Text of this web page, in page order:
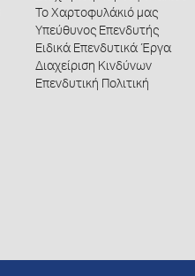
Το Χαρτοφυλάκιό μας
Υπεύθυνος Επενδυτής
Ειδικά Επενδυτικά Έργα
Διαχείριση Κινδύνων
Επενδυτική Πολιτική